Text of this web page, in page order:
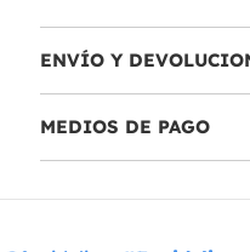
ENVÍO Y
MEDIOS DE PAGO